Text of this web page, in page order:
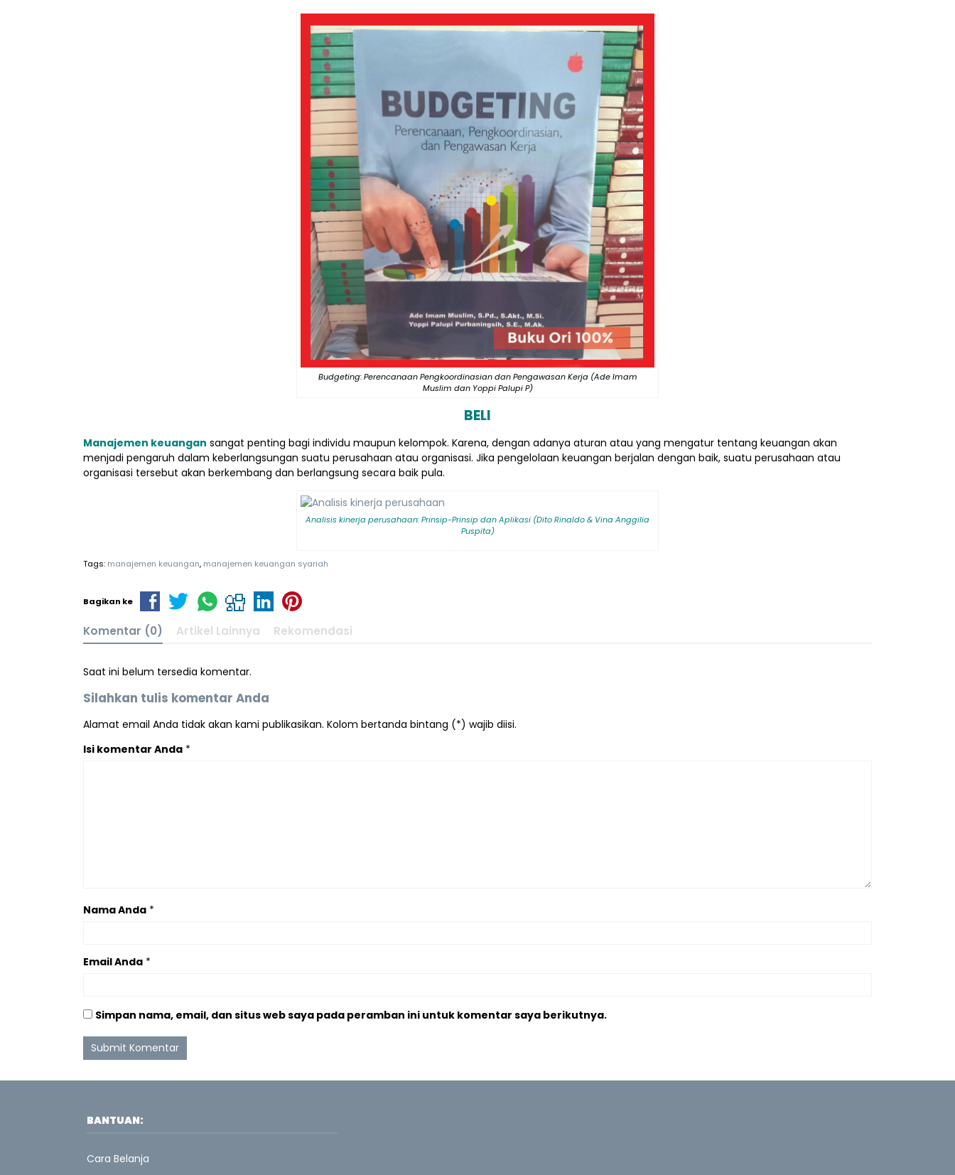
Budgeting: Perencanaan Pengkoordinasian dan Pengawasan Kerja (Ade Imam
Muslim dan Yoppi Palupi P)
BELI
Manajemen keuangan sangat penting bagi individu maupun kelompok. Karena, dengan adanya aturan atau yang mengatur tentang keuangan akan
menjadi pengaruh dalam keberlangsungan suatu perusahaan atau organisasi. Jika pengelolaan keuangan berjalan dengan baik, suatu perusahaan atau
organisasi tersebut akan berkembang dan berlangsung secara baik pula.
Analisis kinerja perusahaan: Prinsip-Prinsip dan Aplikasi (Dito Rinaldo & Vina Anggilia
Puspita)
Tags: manajemen keuangan, manajemen keuangan syariah
Bagikan ke
Komentar (0) Artikel Lainnya Rekomendasi
Saat ini belum tersedia komentar.
Silahkan tulis komentar Anda
Alamat email Anda tidak akan kami publikasikan. Kolom bertanda bintang (*) wajib diisi.
Isi komentar Anda *
Nama Anda *
Email Anda *
Simpan nama, email, dan situs web saya pada peramban ini untuk komentar saya berikutnya.
BANTUAN:
Cara Belanja